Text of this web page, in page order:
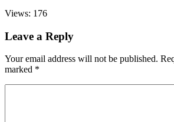
Views: 176
Leave a Reply
Your email address will not be published.
marked *